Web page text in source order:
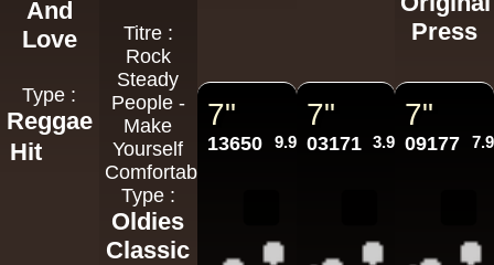
And
Love
Type :
Reggae
Hit
Titre :
Rock
Steady
People -
Make
Yourself
Comfortable
Type :
Oldies
Classic
Press
7"
13650 9.95€
7"
03171 3.95€
7"
09177